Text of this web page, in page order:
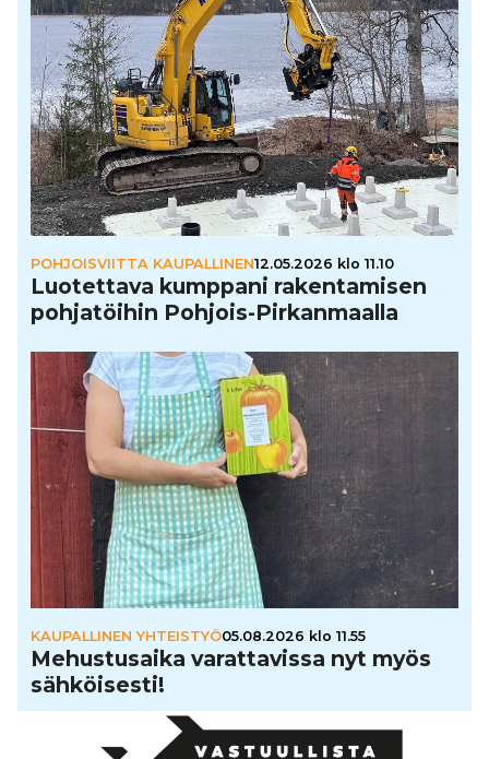
POHJOISVIITTA KAUPALLINEN12.05.2026 klo 11.10
Luo­tet­tava kumppani raken­ta­mi­sen
poh­ja­töi­hin Pohjois-Pir­kan­maalla
KAUPALLINEN YHTEISTYÖ05.08.2026 klo 11.55
Mehus­tu­saika varat­ta­vissa nyt myös
säh­köi­sesti!